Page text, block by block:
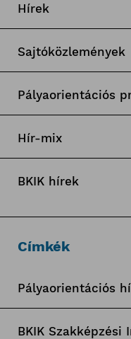
Hírek
Sajtóközlemények
Pályaorientációs
Hír-mix
BKIK hírek
Címkék
Pályaorientációs
BKIK Szakképzési